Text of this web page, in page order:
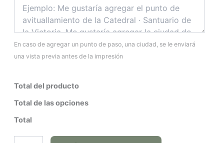
En caso de agregar un punto de paso, una ciudad, se le enviará
una vista previa antes de la impresión
Total del producto
Total de las opciones
Total